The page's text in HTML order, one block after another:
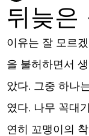
뒤늦은
이유는 잘 모르
을 불허하면서
았다. 그중 하나
였다. 나무 꼭대
연히 꼬맹이의